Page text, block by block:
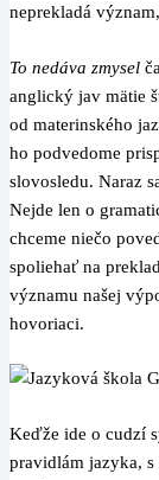
neprekladá
To nedáva zmysel
anglický jav mätie
od materinského
ho podvedome
slovosledu. Naraz
Nejde len o
chceme niečo
spoliehať na
významu našej
hovoriaci.
Keďže ide o cudzí
pravidlám jazyka,